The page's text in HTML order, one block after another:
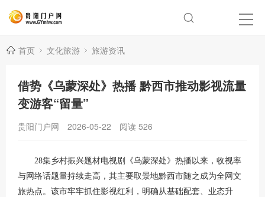
首页 文化旅游 旅游资讯
借势《乌蒙深处》热播 黔西市推动影视流量
变游客“留量”
贵阳门户网 2026-05-22 阅读 526
28集乡村振兴题材电视剧《乌蒙深处》热播以来，收视率
与网络话题量持续走高，其主要取景地黔西市随之成为全网文
旅热点。该市牢牢抓住影视红利，明确从基础配套、业态升